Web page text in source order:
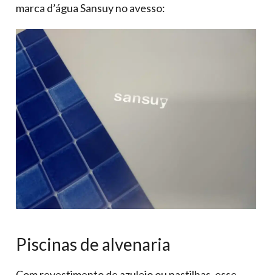
marca d’água Sansuy no avesso:
Piscinas de alvenaria